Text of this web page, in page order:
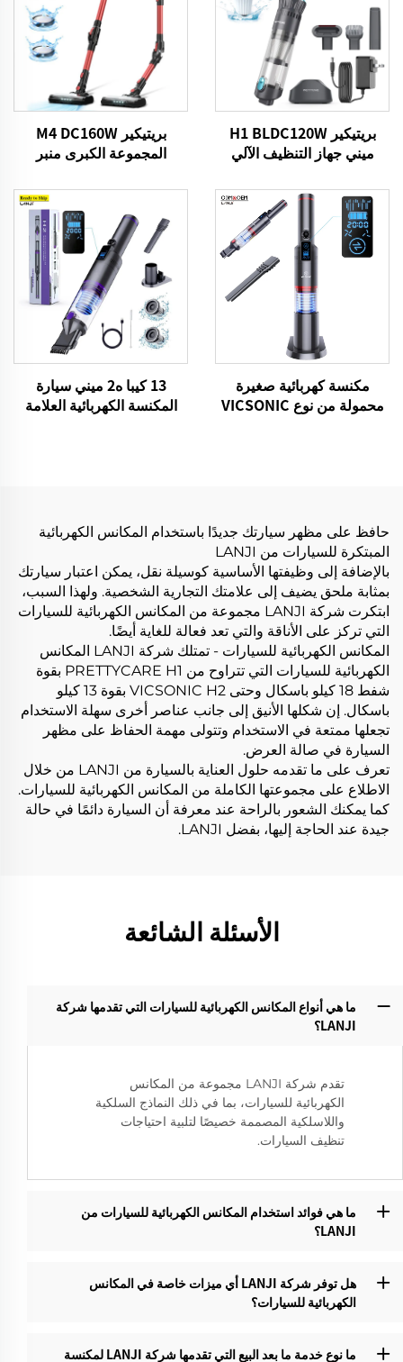
بريتيكير H1 BLDC120W
ميني جهاز التنظيف الآلي
بريتيكير M4 DC160W
المجموعة الكبرى منبر
منزل الأرضية السجادة
مكنسة كهربائية صغيرة
محمولة من نوع VICSONIC
13 كيبا ه2 ميني سيارة
المكنسة الكهربائية العلامة
حافظ على مظهر سيارتك جديدًا باستخدام المكانس الكهربائية
المبتكرة للسيارات من LANJI
بالإضافة إلى وظيفتها الأساسية كوسيلة نقل، يمكن اعتبار سيارتك
بمثابة ملحق يضيف إلى علامتك التجارية الشخصية. ولهذا السبب،
ابتكرت شركة LANJI مجموعة من المكانس الكهربائية للسيارات
التي تركز على الأناقة والتي تعد فعالة للغاية أيضًا.
المكانس الكهربائية للسيارات - تمتلك شركة LANJI المكانس
الكهربائية للسيارات التي تتراوح من PRETTYCARE H1 بقوة
شفط 18 كيلو باسكال وحتى VICSONIC H2 بقوة 13 كيلو
باسكال. إن شكلها الأنيق إلى جانب عناصر أخرى سهلة الاستخدام
تجعلها ممتعة في الاستخدام وتتولى مهمة الحفاظ على مظهر
السيارة في صالة العرض.
تعرف على ما تقدمه حلول العناية بالسيارة من LANJI من خلال
الاطلاع على مجموعتها الكاملة من المكانس الكهربائية للسيارات.
كما يمكنك الشعور بالراحة عند معرفة أن السيارة دائمًا في حالة
جيدة عند الحاجة إليها، بفضل LANJI.
الأسئلة الشائعة
ما هي أنواع المكانس الكهربائية للسيارات التي تقدمها شركة
LANJI؟‌
تقدم شركة LANJI مجموعة من المكانس
الكهربائية للسيارات، بما في ذلك النماذج السلكية
واللاسلكية المصممة خصيصًا لتلبية احتياجات
تنظيف السيارات.
ما هي فوائد استخدام المكانس الكهربائية للسيارات من
LANJI؟‌
هل توفر شركة LANJI أي ميزات خاصة في المكانس
الكهربائية للسيارات؟
ما نوع خدمة ما بعد البيع التي تقدمها شركة LANJI لمكنسة